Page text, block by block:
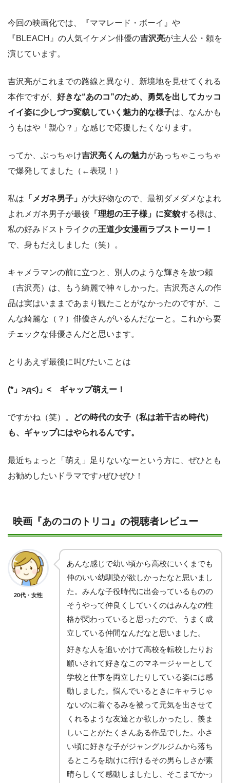
今回の映画化では、『ママレード・ボーイ』や
『BLEACH』の人気イケメン俳優の吉沢亮が主人公・頼を
演じています。
吉沢亮がこれまでの路線と異なり、新境地を見せてくれる
本作ですが、 好きな“あのコ”のため、勇気を出してカッコ
イイ姿に少しづつ変貌していく魅力的な様子は、なんかも
うもはや「親心？」な感じで応援したくなります。
ってか、ぶっちゃけ吉沢亮くんの魅力があっちゃこっちゃ
で爆発してました（←表現！）
私は 「メガネ男子」 が大好物なので、最初ダメダメなよれ
よれメガネ男子が最後 「理想の王子様」に変貌する様は、
私の好みドストライクの王道少女漫画ラブストーリー！
で、身もだえしました（笑）。
キャメラマンの前に立つと、別人のような輝きを放つ頼
（吉沢亮）は、もう綺麗で神々しかった。吉沢亮さんの作
品は実はいままであまり観たことがなかったのですが、こ
んな綺麗な（？）俳優さんがいるんだなーと。これから要
チェックな俳優さんだと思います。
とりあえず最後に叫びたいことは
(*」>д<)」< ギャップ萌えー！
ですかね（笑）。
どの時代の女子（私は若干古め時代）
も、ギャップにはやられるんです。
最近ちょっと「萌え」足りないなーという方に、ぜひとも
お勧めしたいドラマです♪ぜひぜひ！
映画『あのコのトリコ』の視聴者レビュー
20代・女性
あんな感じで幼い頃から高校にいくまでも
仲のいい幼馴染が欲しかったなと思いまし
た。みんな子役時代に出会っているものの
そうやって仲良くしていくのはみんなの性
格が関わっていると思ったので、うまく成
立している仲間なんだなと思いました。
好きな人を追いかけて高校を転校したりお
願いされて好きなこのマネージャーとして
学校と仕事を両立したりしている姿には感
動しました。悩んでいるときにキャラじゃ
ないのに着ぐるみを被って元気を出させて
くれるような友達とか欲しかったし、羨ま
しいことがたくさんある作品でした。小さ
い頃に好きな子がジャングルジムから落ち
るところを助けに行けるその男らしさが素
晴らしくて感動しましたし、そこまでかっ